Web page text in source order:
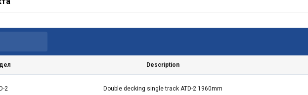
Description
2 Double decking single track ATD-2 1960mm